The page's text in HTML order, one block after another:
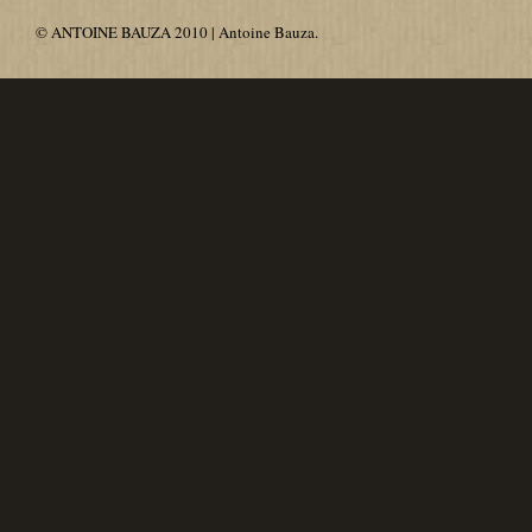
© ANTOINE BAUZA 2010 | Antoine Bauza.